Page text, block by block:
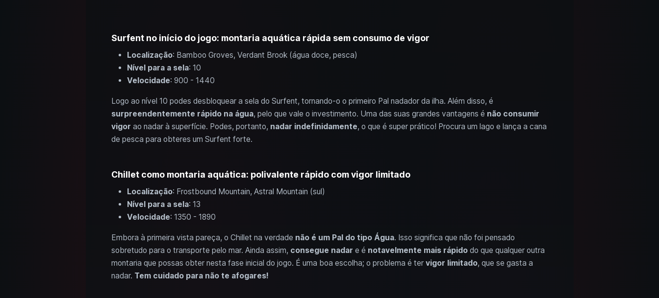
Surfent no início do jogo: montaria aquática rápida sem consumo de vigor
Localização: Bamboo Groves, Verdant Brook (água doce, pesca)
Nível para a sela: 10
Velocidade: 900 - 1440
Logo ao nível 10 podes desbloquear a sela do Surfent, tornando-o o primeiro Pal nadador da ilha. Além disso, é
surpreendentemente rápido na água, pelo que vale o investimento. Uma das suas grandes vantagens é não consumir
vigor ao nadar à superfície. Podes, portanto, nadar indefinidamente, o que é super prático! Procura um lago e lança a cana
de pesca para obteres um Surfent forte.
Chillet como montaria aquática: polivalente rápido com vigor limitado
Localização: Frostbound Mountain, Astral Mountain (sul)
Nível para a sela: 13
Velocidade: 1350 - 1890
Embora à primeira vista pareça, o Chillet na verdade não é um Pal do tipo Água. Isso significa que não foi pensado
sobretudo para o transporte pelo mar. Ainda assim, consegue nadar e é notavelmente mais rápidodo que qualquer outra
montaria que possas obter nesta fase inicial do jogo. É uma boa escolha; o problema é ter vigor limitado, que se gasta a
nadar. Tem cuidado para não te afogares!